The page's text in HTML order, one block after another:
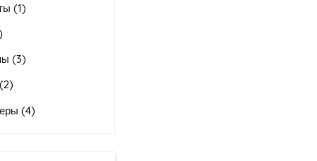
(1)
(3)
(4)